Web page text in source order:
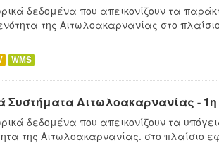
δεδομένα που απεικονίζουν τα
της Αιτωλοακαρνανίας στο
WMS
Συστήματα Αιτωλοακαρνανίας -
δεδομένα που απεικονίζουν τα
της Αιτωλοακαρνανίας. στο πλαίσιο